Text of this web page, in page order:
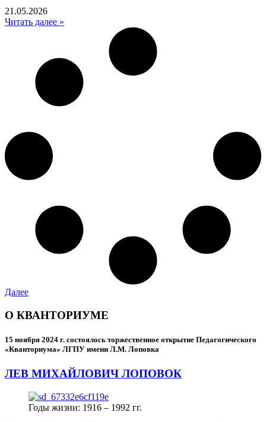
21.05.2026
Читать далее »
Далее
О КВАНТОРИУМЕ
15 ноября 2024 г. состоялось торжественное открытие Педагогического
«Кванториума» ЛГПУ имени Л.М. Лоповка
ЛЕВ МИХАЙЛОВИЧ ЛОПОВОК
Годы жизни: 1916 – 1992 гг.